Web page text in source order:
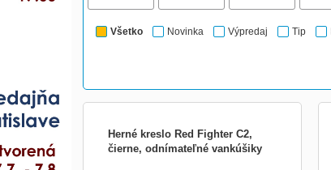
Všetko Novinka Výpredaj Tip
Herné kreslo Red Fighter C2,
čierne, odnímateľné vankúšiky